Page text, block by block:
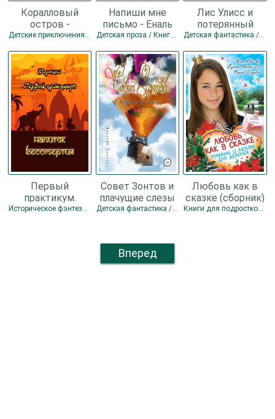
Коралловый
остров -
Баллантайн
Детские приключения / Зарубежные детские книги / Зарубежные приключения / Прочее / Книги для подростков / Морские приключения
Напиши мне
письмо - Еналь
Варвара
Детская проза / Книги для подростков
Лис Улисс и
потерянный
город - Адра
Детская фантастика / Детские детективы / Детские приключения / Книги для подростков / Фэнтези
Первый
практикум.
Напиток
Историческое фэнтези / Книги для подростков / Фэнтези
Совет Зонтов и
плачущие слезы
ангела (СИ) -
Детская фантастика / Детская проза / Книги для подростков
Любовь как в
сказке (сборник)
- Молчанова Книги для подростков / Прочие любовные романы / Школьные учебники
Вперед